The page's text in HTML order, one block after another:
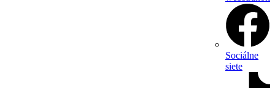
Sociálne
siete